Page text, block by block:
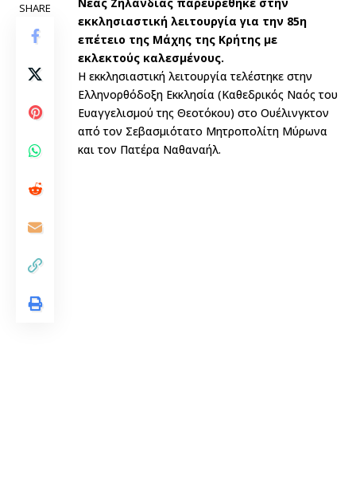
SHARE
εκκλησιαστική λειτουργία για την 85η
επέτειο της Μάχης της Κρήτης με
εκλεκτούς καλεσμένους.
Η εκκλησιαστική λειτουργία τελέστηκε στην
Ελληνορθόδοξη Εκκλησία (Καθεδρικός Ναός του
Ευαγγελισμού της Θεοτόκου) στο Ουέλινγκτον
από τον Σεβασμιότατο Μητροπολίτη Μύρωνα
και τον Πατέρα Ναθαναήλ.